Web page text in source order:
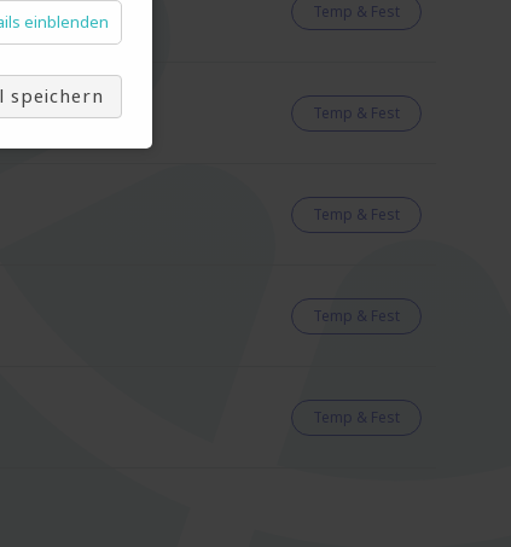
Temp & Fest
Temp & Fest
Temp & Fest
Temp & Fest
Temp & Fest
einblenden
speichern